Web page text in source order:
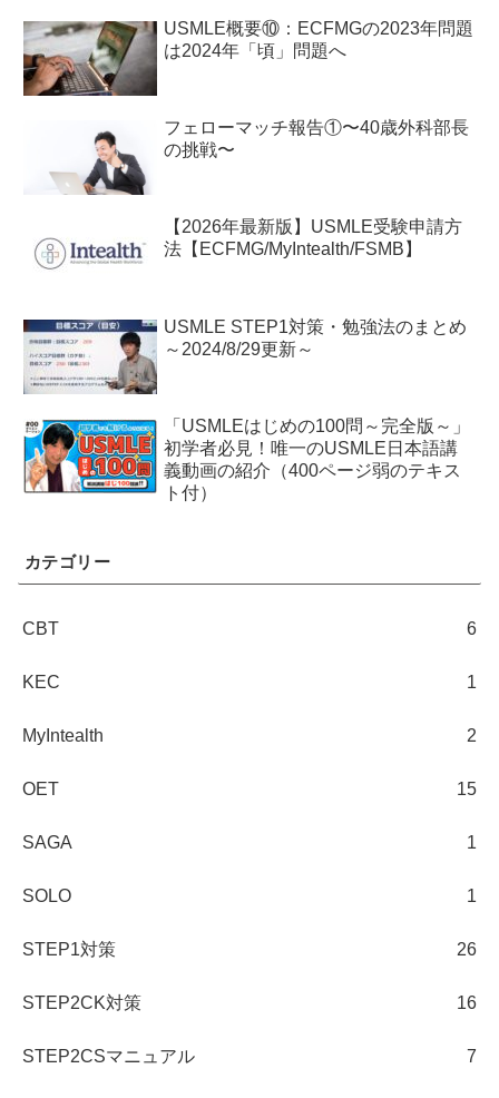
USMLE概要⑩：ECFMGの2023年問題
は2024年「頃」問題へ
フェローマッチ報告①〜40歳外科部長
の挑戦〜
【2026年最新版】USMLE受験申請方
法【ECFMG/MyIntealth/FSMB】
USMLE STEP1対策・勉強法のまとめ
～2024/8/29更新～
「USMLEはじめの100問～完全版～」
初学者必見！唯一のUSMLE日本語講
義動画の紹介（400ページ弱のテキス
ト付）
カテゴリー
CBT 6
KEC 1
MyIntealth 2
OET 15
SAGA 1
SOLO 1
STEP1対策 26
STEP2CK対策 16
STEP2CSマニュアル 7